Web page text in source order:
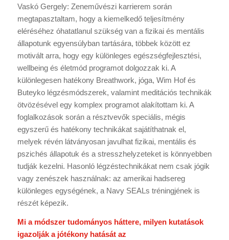
Vaskó Gergely: Zeneművészi karrierem során
megtapasztaltam, hogy a kiemelkedő teljesítmény
eléréséhez óhatatlanul szükség van a fizikai és mentális
állapotunk egyensúlyban tartására, többek között ez
motivált arra, hogy egy különleges egészségfejlesztési,
wellbeing és életmód programot dolgozzak ki. A
különlegesen hatékony Breathwork, jóga, Wim Hof és
Buteyko légzésmódszerek, valamint meditációs technikák
ötvözésével egy komplex programot alakítottam ki. A
foglalkozások során a résztvevők speciális, mégis
egyszerű és hatékony technikákat sajátíthatnak el,
melyek révén látványosan javulhat fizikai, mentális és
pszichés állapotuk és a stresszhelyzeteket is könnyebben
tudják kezelni. Hasonló légzéstechnikákat nem csak jógik
vagy zenészek használnak: az amerikai hadsereg
különleges egységének, a Navy SEALs tréningjének is
részét képezik.
Mi a módszer tudományos háttere, milyen kutatások
igazolják a jótékony hatását az